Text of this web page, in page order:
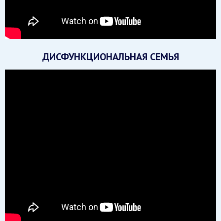
ДИСФУНКЦИОНАЛЬНАЯ СЕМЬЯ